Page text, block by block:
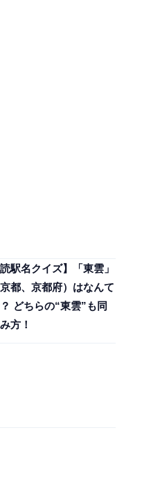
読駅名クイズ】「東雲」
京都、京都府）はなんて
どちらの“東雲”も同
方！